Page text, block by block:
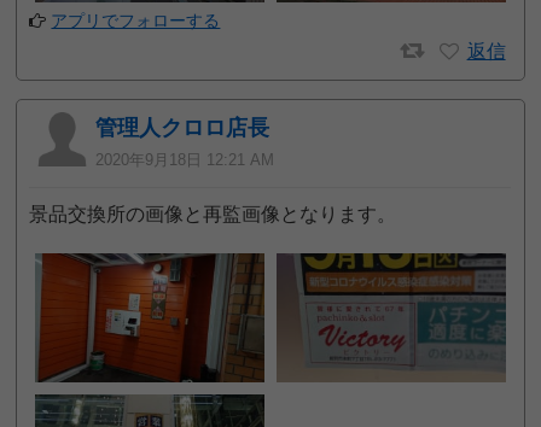
アプリでフォローする
返信
管理人クロロ店長
2020年9月18日 12:21 AM
景品交換所の画像と再監画像となります。